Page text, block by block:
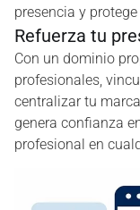
presencia y
Refuerza tu
Con un dominio
profesionales,
centralizar tu
genera confianza
profesional en